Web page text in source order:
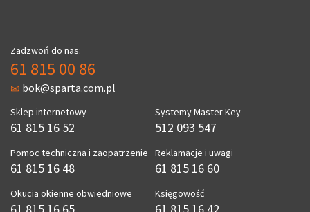
Zadzwoń do nas:
61 815 00 86
bok@sparta.com.pl
Sklep internetowy
61 815 16 52
Pomoc techniczna i zaopatrzenie
61 815 16 48
Okucia okienne obwiedniowe
Systemy Master Key
512 093 547
Reklamacje i uwagi
61 815 16 60
Księgowość